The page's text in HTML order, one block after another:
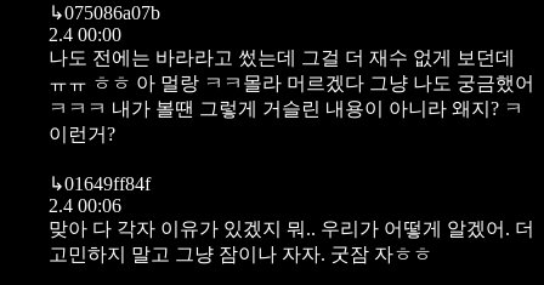
↳075086a07b
2.4 00:00
나도 전에는 바라라고 썼는데 그걸 더 재수 없게 보던데
ㅠㅠ ㅎㅎ 아 멀랑 ㅋㅋ몰라 머르겠다 그냥 나도 궁금했어
ㅋㅋㅋ 내가 볼땐 그렇게 거슬린 내용이 아니라 왜지? ㅋ
이런거?
↳01649ff84f
2.4 00:06
맞아 다 각자 이유가 있겠지 뭐.. 우리가 어떻게 알겠어. 더
고민하지 말고 그냥 잠이나 자자. 굿잠 자ㅎㅎ